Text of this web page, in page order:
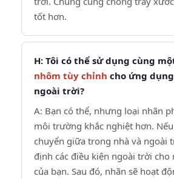
tốt hơn.
H: Tôi có thể sử dụng cùng
nhôm tùy chỉnh cho ứng
ngoài trời?
A: Bạn có thể, nhưng loại nhãn
môi trường khắc nghiệt hơn.
chuyển giữa trong nhà và ngoài
định các điều kiện ngoài trời cho
của bạn. Sau đó, nhãn sẽ hoạt